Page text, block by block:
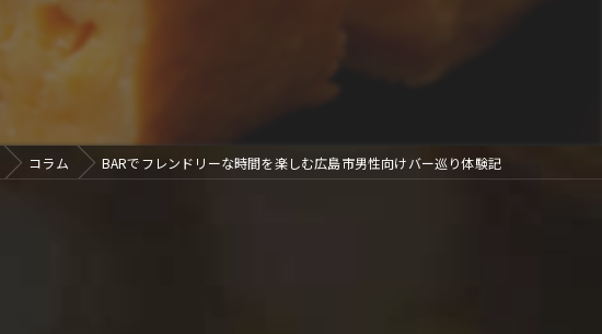
コラム BARでフレンドリーな時間を楽しむ広島市男性向けバー巡り体験記